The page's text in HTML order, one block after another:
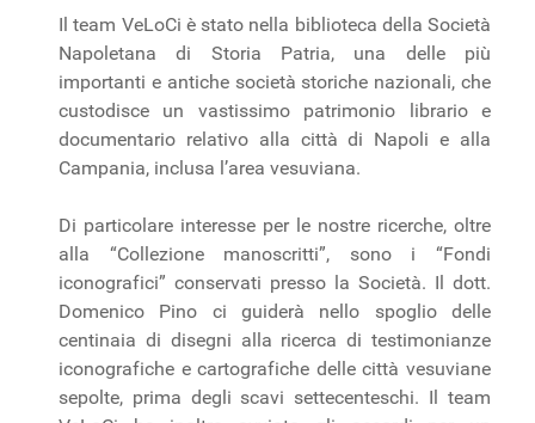
Il team VeLoCi è stato nella biblioteca della Società
Napoletana di Storia Patria, una delle più
importanti e antiche società storiche nazionali, che
custodisce un vastissimo patrimonio librario e
documentario relativo alla città di Napoli e alla
Campania, inclusa l’area vesuviana.
Di particolare interesse per le nostre ricerche, oltre
alla “Collezione manoscritti”, sono i “Fondi
iconografici” conservati presso la Società. Il dott.
Domenico Pino ci guiderà nello spoglio delle
centinaia di disegni alla ricerca di testimonianze
iconografiche e cartografiche delle città vesuviane
sepolte, prima degli scavi settecenteschi. Il team